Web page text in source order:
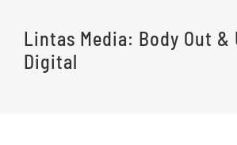
Lintas Media: Body Out &
Digital